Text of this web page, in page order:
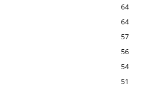
64
64
57
56
54
51